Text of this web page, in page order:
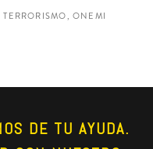
ONEMI
DE TU AYUDA.